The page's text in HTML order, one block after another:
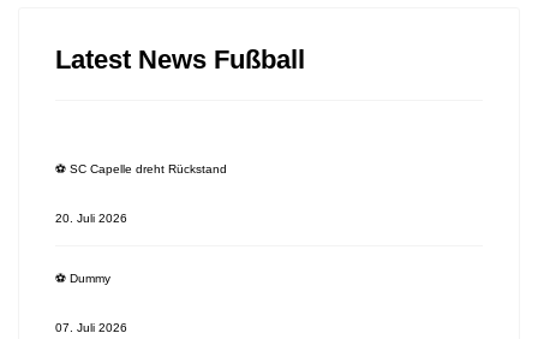
Latest News Fußball
⚽️ SC Capelle dreht Rückstand
20. Juli 2026
⚽️ Dummy
07. Juli 2026